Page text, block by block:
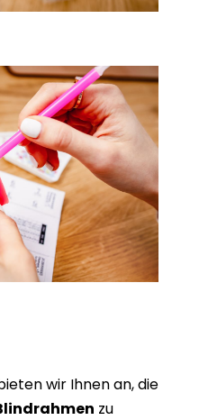
wir Ihnen an, die
zu